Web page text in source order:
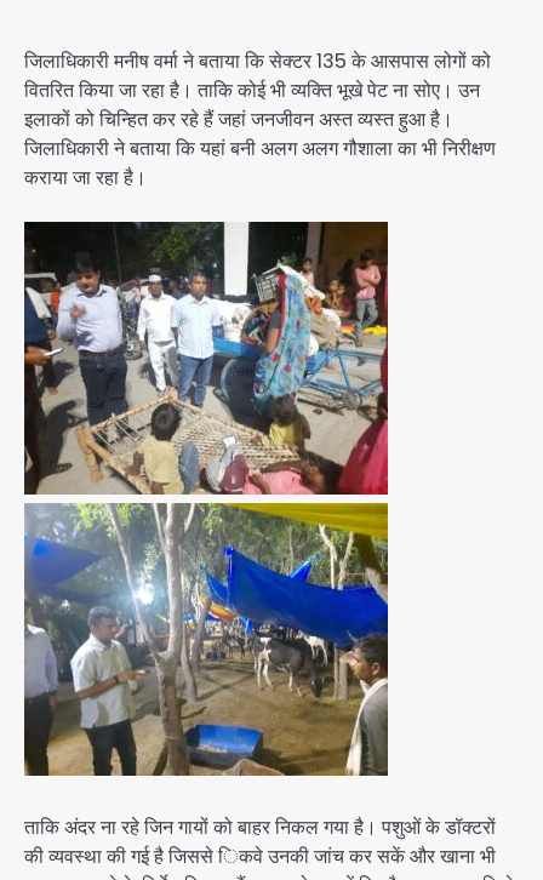
जिलाधिकारी मनीष वर्मा ने बताया कि सेक्टर 135 के आसपास लोगों को
वितरित किया जा रहा है। ताकि कोई भी व्यक्ति भूखे पेट ना सोए। उन
इलाकों को चिन्हित कर रहे हैं जहां जनजीवन अस्त व्यस्त हुआ है।
जिलाधिकारी ने बताया कि यहां बनी अलग अलग गौशाला का भी निरीक्षण
कराया जा रहा है।
ताकि अंदर ना रहे जिन गायों को बाहर निकल गया है। पशुओं के डॉक्टरों
की व्यवस्था की गई है जिससे िकवे उनकी जांच कर सकें और खाना भी